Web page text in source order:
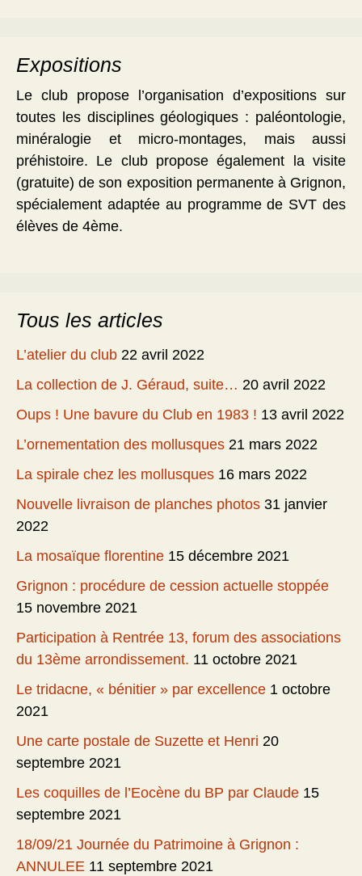
Expositions
Le club propose l’organisation d’expositions sur
toutes les disciplines géologiques : paléontologie,
minéralogie et micro-montages, mais aussi
préhistoire. Le club propose également la visite
(gratuite) de son exposition permanente à Grignon,
spécialement adaptée au programme de SVT des
élèves de 4ème.
Tous les articles
L’atelier du club 22 avril 2022
La collection de J. Géraud, suite… 20 avril 2022
Oups ! Une bavure du Club en 1983 ! 13 avril 2022
L’ornementation des mollusques 21 mars 2022
La spirale chez les mollusques 16 mars 2022
Nouvelle livraison de planches photos 31 janvier
2022
La mosaïque florentine 15 décembre 2021
Grignon : procédure de cession actuelle stoppée
15 novembre 2021
Participation à Rentrée 13, forum des associations
du 13ème arrondissement. 11 octobre 2021
Le tridacne, « bénitier » par excellence 1 octobre
2021
Une carte postale de Suzette et Henri 20
septembre 2021
Les coquilles de l’Eocène du BP par Claude 15
septembre 2021
18/09/21 Journée du Patrimoine à Grignon :
ANNULEE 11 septembre 2021